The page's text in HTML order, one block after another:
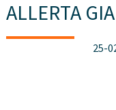
ALLERTA
25-